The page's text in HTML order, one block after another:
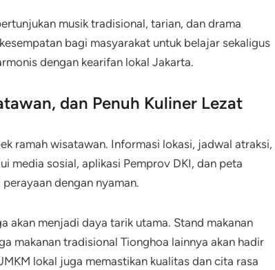
musik tradisional, tarian, dan drama
bagi masyarakat untuk belajar sekaligus
dengan kearifan lokal Jakarta.
dan Penuh Kuliner Lezat
ramah wisatawan. Informasi lokasi, jadwal atraksi,
media sosial, aplikasi Pemprov DKI, dan peta
dengan nyaman.
akan menjadi daya tarik utama. Stand makanan
makanan tradisional Tionghoa lainnya akan hadir
lokal juga memastikan kualitas dan cita rasa